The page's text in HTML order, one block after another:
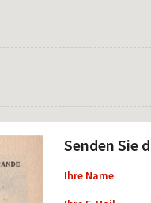
Senden Sie
Ihre Name